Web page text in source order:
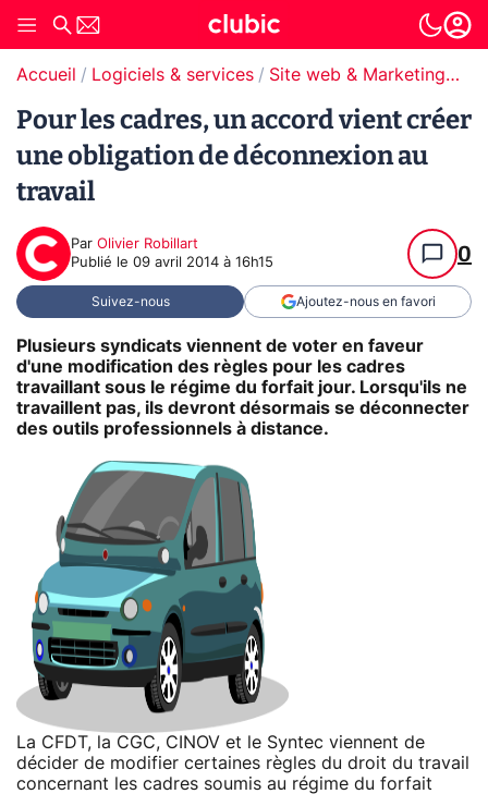
Accueil Logiciels & services Site web & Marketing Digital
Pour les cadres, un accord vient créer
une obligation de déconnexion au
travail
Par Olivier Robillart
Publié le 09 avril 2014 à 16h15 0
Suivez-nous Ajoutez-nous en favori
Plusieurs syndicats viennent de voter en faveur
d'une modification des règles pour les cadres
travaillant sous le régime du forfait jour. Lorsqu'ils ne
travaillent pas, ils devront désormais se déconnecter
des outils professionnels à distance.
La CFDT, la CGC, CINOV et le Syntec viennent de
décider de modifier certaines règles du droit du travail
concernant les cadres soumis au régime du forfait